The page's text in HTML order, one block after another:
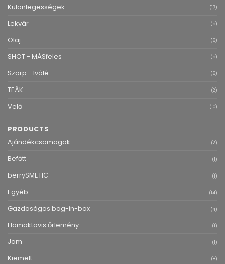
Különlegességek (17)
Lekvár (5)
Olaj (6)
SHOT - MÁSfeles (5)
Szörp - Ivólé (6)
TEÁK (2)
Velő (10)
PRODUCTS
Ajándékcsomagok
(2)
Befőtt (1)
berrySMETIC (1)
Egyéb (14)
Gazdaságos bag-in-box (4)
Homoktövis őrlemény (1)
Jam (1)
Kiemelt (8)